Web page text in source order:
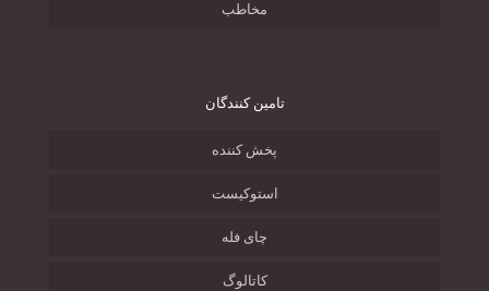
مخاطب
تامین کنندگان
پخش کننده
استوکیست
چای فله
کاتالوگ